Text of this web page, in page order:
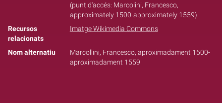
(punt d'accés: Marcolini, Francesco,
approximately 1500-approximately 1559)
Recursos
relacionats
Imatge Wikimedia Commons
Nom alternatiu
Marcollini, Francesco, aproximadament 1500-
aproximadament 1559